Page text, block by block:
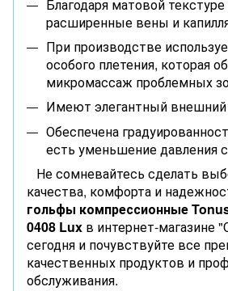
Благодаря матовой
расширенные вены и
При производстве
особого плетения, которая
микромассаж проблемных
Имеют элегантный
Обеспечена
есть уменьшение давления
Не сомневайтесь сделать
качества, комфорта и
гольфы компрессионные
0408 Lux в интернет-магазине
сегодня и почувствуйте все
качественных продуктов и
обслуживания.